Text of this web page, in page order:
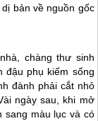
bản về nguồn gốc
chàng thư sinh
đậu phụ kiếm sống
đành phải cắt nhỏ
ngày sau, khi mở
sang màu lục và có